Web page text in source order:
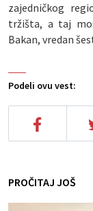
Podeli ovu vest:
zajedničkog
tržišta, a taj
Bakan, vredan
PROČITAJ JOŠ